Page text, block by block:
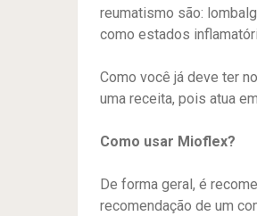
reumatismo são:
como estados
Como você já deve ter
uma receita, pois atua
Como usar Mioflex?
De forma geral, é
recomendação de um